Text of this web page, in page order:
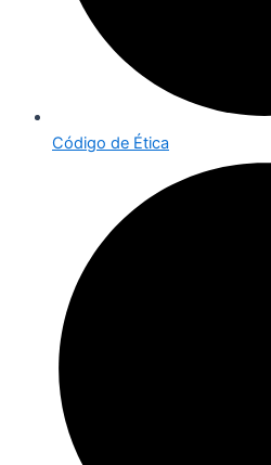
Código de Ética